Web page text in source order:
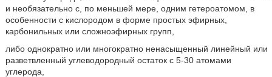
и необязательно с, по меньшей мере, одним гетероатомом, в
особенности с кислородом в форме простых эфирных,
карбонильных или сложноэфирных групп,
либо однократно или многократно ненасыщенный линейный или
разветвленный углеводородный остаток с 5-30 атомами
углерода,